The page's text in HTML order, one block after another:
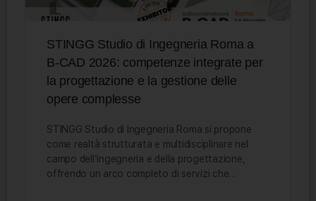
STINGG Studio di Ingegneria Roma a
B-CAD 2026: competenze integrate per
la progettazione e la gestione delle
opere complesse
STINGG Studio di Ingegneria Roma si propone
come realtà strutturata e multidisciplinare nel
campo dell’ingegneria e della progettazione,
offrendo un arco completo di servizi che…